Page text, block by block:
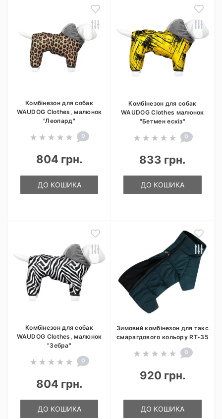
Комбінезон для собак
WAUDOG Clothes, малюнок
"Леопард"
0
804 грн.
ДО КОШИКА
Комбінезон для собак
WAUDOG Clothes малюнок
"Бетмен ескіз"
0
833 грн.
ДО КОШИКА
Комбінезон для собак
WAUDOG Clothes, малюнок
"Зебра"
0
804 грн.
ДО КОШИКА
Зимовий комбінезон для такс
смарагдового кольору RT-35
0
920 грн.
ДО КОШИКА